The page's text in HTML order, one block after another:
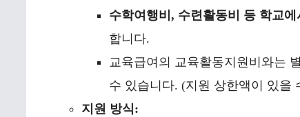
수학여행비, 수련활동비 등 학교
합니다.
교육급여의 교육활동지원비와는
수 있습니다. (지원 상한액이 있을
지원 방식: